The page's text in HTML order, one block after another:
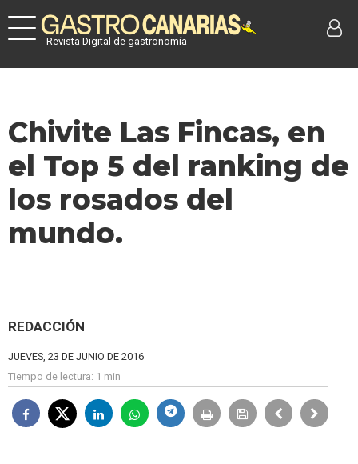
Revista Digital de gastronomía
Chivite Las Fincas, en
el Top 5 del ranking de
los rosados del
mundo.
REDACCIÓN
JUEVES, 23 DE JUNIO DE 2016
Tiempo de lectura: 1 min